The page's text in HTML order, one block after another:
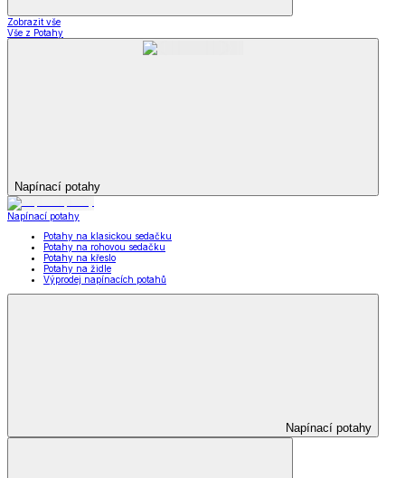
Zobrazit vše
Vše z Potahy
Napínací potahy
Napínací potahy
Potahy na klasickou sedačku
Potahy na rohovou sedačku
Potahy na křeslo
Potahy na židle
Výprodej napínacích potahů
Napínací potahy